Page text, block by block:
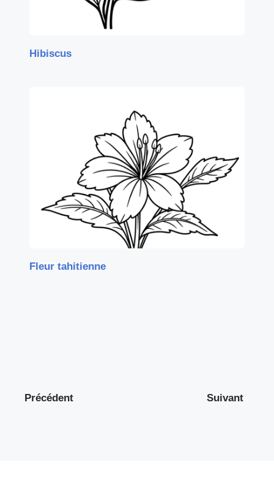
Hibiscus
Fleur tahitienne
Précédent Suivant